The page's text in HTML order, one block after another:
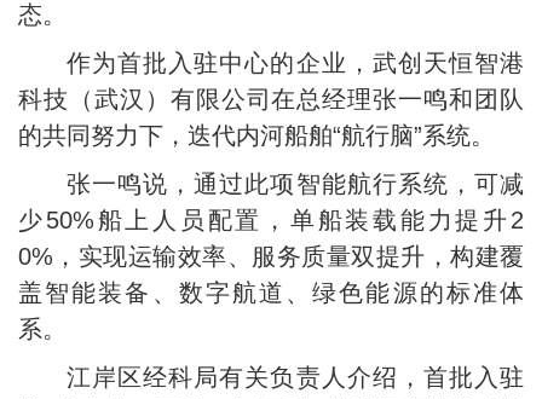
态。
作为首批入驻中心的企业，武创天恒智港
科技（武汉）有限公司在总经理张一鸣和团队
的共同努力下，迭代内河船舶“航行脑”系统。
张一鸣说，通过此项智能航行系统，可减
少50%船上人员配置，单船装载能力提升2
0%，实现运输效率、服务质量双提升，构建覆
盖智能装备、数字航道、绿色能源的标准体
系。
江岸区经科局有关负责人介绍，首批入驻